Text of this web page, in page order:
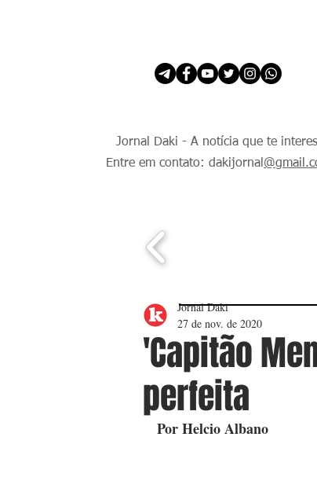
Jornal Daki - A notícia que te
Entre em contato: dakijornal
'Capitão
perfeita
Jornal Daki
27 de nov. de 2020
Por Helcio Albano